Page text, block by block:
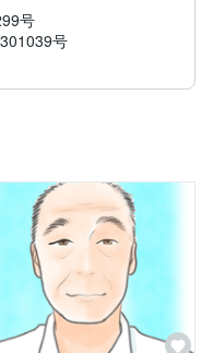
号
号